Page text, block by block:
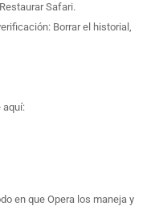
Safari.
Borrar el historial,
aquí:
en que Opera los maneja y